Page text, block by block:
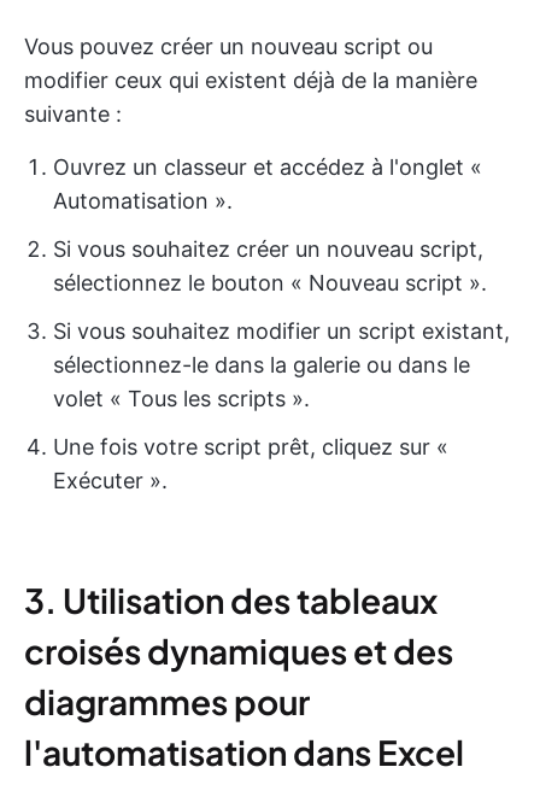
Vous pouvez créer un nouveau script ou
modifier ceux qui existent déjà de la manière
suivante :
Ouvrez un classeur et accédez à l'onglet «
Automatisation ».
Si vous souhaitez créer un nouveau script,
sélectionnez le bouton « Nouveau script ».
Si vous souhaitez modifier un script existant,
sélectionnez-le dans la galerie ou dans le
volet « Tous les scripts ».
Une fois votre script prêt, cliquez sur «
Exécuter ».
3. Utilisation des tableaux
croisés dynamiques et des
diagrammes pour
l'automatisation dans Excel